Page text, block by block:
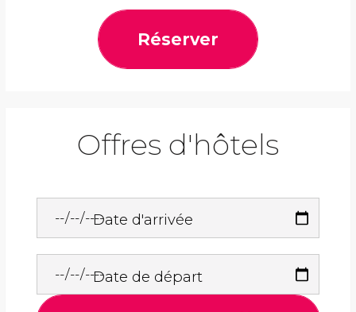
Réserver
Offres d'hôtels
Date d'arrivée
Date de départ